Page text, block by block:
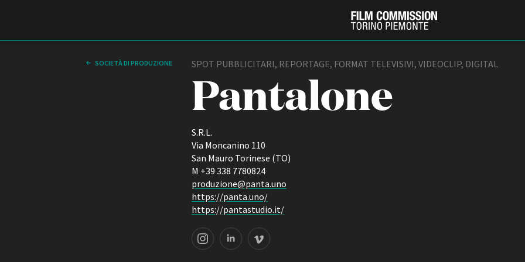
Chi siamo
Storia della Fondazione
SOCIETÀ DI PRODUZIONE SPOT PUBBLICITARI, REPORTAGE, FORMAT TELEVISIVI, VIDEOCLIP, DIGITAL
Pantalone
S.R.L.
Via Moncanino 110
San Mauro Torinese (TO)
M +39 338 7780824
produzione@panta.uno
https://panta.uno/
https://pantastudio.it/